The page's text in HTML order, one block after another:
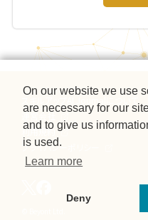
運営会社
利用規約
プライバシーポリシー
On our website we use
are necessary for our
and to give us
is used.
Learn more
Deny